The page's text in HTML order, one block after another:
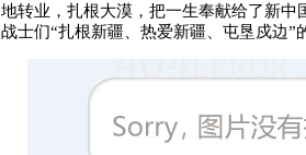
地转业，扎根大漠，把一生奉献给了新
战士们“扎根新疆、热爱新疆、屯垦戍边”